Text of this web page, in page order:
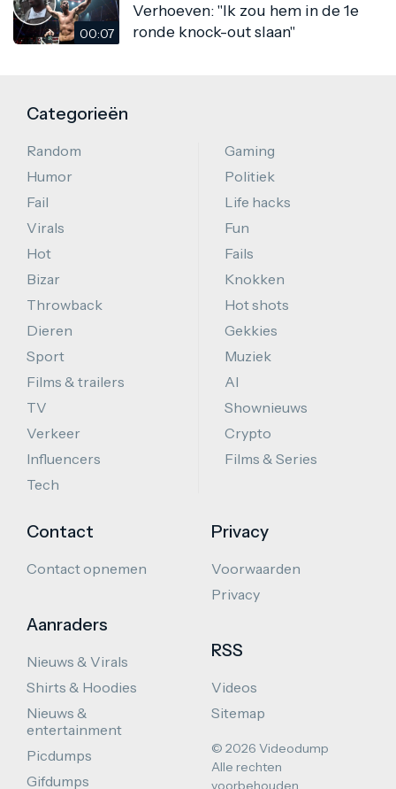
00:07
Verhoeven: "Ik zou hem in de 1e
ronde knock-out slaan"
Categorieën
Random
Humor
Fail
Virals
Hot
Bizar
Throwback
Dieren
Sport
Films & trailers
TV
Verkeer
Influencers
Tech
Gaming
Politiek
Life hacks
Fun
Fails
Knokken
Hot shots
Gekkies
Muziek
AI
Shownieuws
Crypto
Films & Series
Contact
Contact opnemen
Aanraders
Nieuws & Virals
Shirts & Hoodies
Nieuws &
entertainment
Picdumps
Gifdumps
Privacy
Voorwaarden
Privacy
RSS
Videos
Sitemap
© 2026 Videodump
Alle rechten
voorbehouden